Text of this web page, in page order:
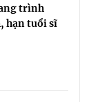
trình
hạn tuổi sĩ